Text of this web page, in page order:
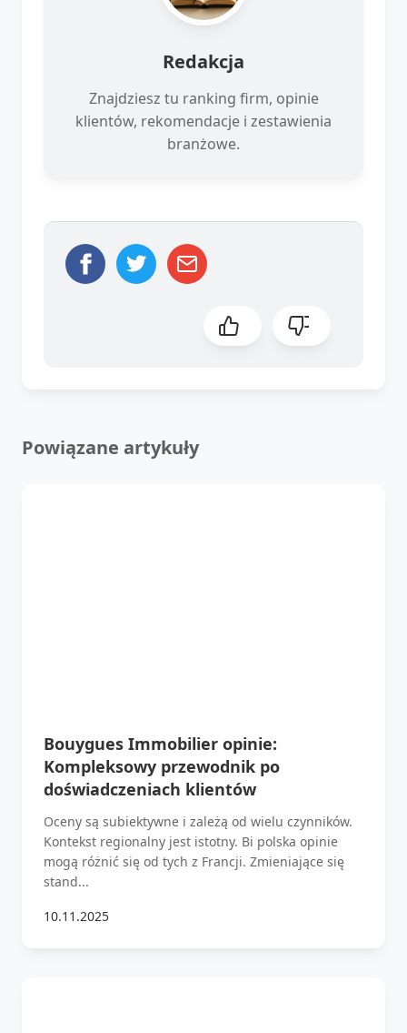
Redakcja
Znajdziesz tu ranking firm, opinie
klientów, rekomendacje i zestawienia
branżowe.
Powiązane artykuły
Bouygues Immobilier opinie:
Kompleksowy przewodnik po
doświadczeniach klientów
Oceny są subiektywne i zależą od wielu czynników.
Kontekst regionalny jest istotny. Bi polska opinie
mogą różnić się od tych z Francji. Zmieniające się
stand...
10.11.2025